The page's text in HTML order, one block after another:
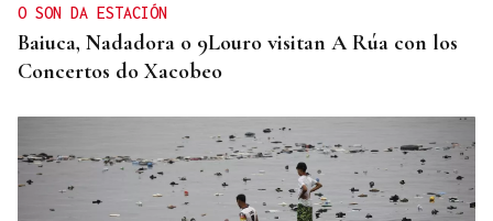
O SON DA ESTACIÓN
Baiuca, Nadadora o 9Louro visitan A Rúa con los
Concertos do Xacobeo